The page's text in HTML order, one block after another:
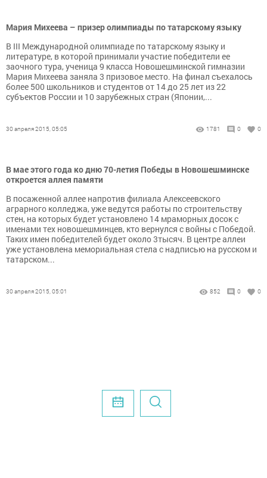
Мария Михеева – призер олимпиады по татарскому языку
В III Международной олимпиаде по татарскому языку и
литературе, в которой принимали участие победители ее
заочного тура, ученица 9 класса Новошешминской гимназии
Мария Михеева заняла 3 призовое место. На финал съехалось
более 500 школьников и студентов от 14 до 25 лет из 22
субъектов России и 10 зарубежных стран (Японии,...
30 апреля 2015, 05:05 1781 0 0
В мае этого года ко дню 70-летия Победы в Новошешминске
откроется аллея памяти
В посаженной аллее напротив филиала Алексеевского
аграрного колледжа, уже ведутся работы по строительству
стен, на которых будет установлено 14 мраморных досок с
именами тех новошешминцев, кто вернулся с войны с Победой.
Таких имен победителей будет около 3тысяч. В центре аллеи
уже установлена мемориальная стела с надписью на русском и
татарском...
30 апреля 2015, 05:01 852 0 0